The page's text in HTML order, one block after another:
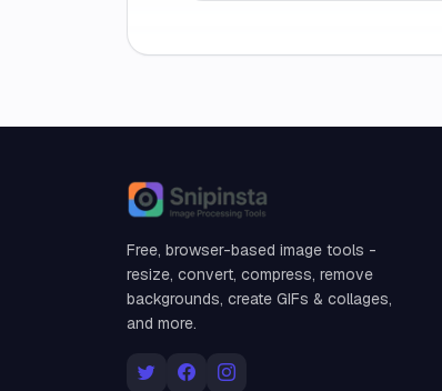
Snipinsta
Free, browser-based image tools -
resize, convert, compress, remove
backgrounds, create GIFs & collages,
and more.